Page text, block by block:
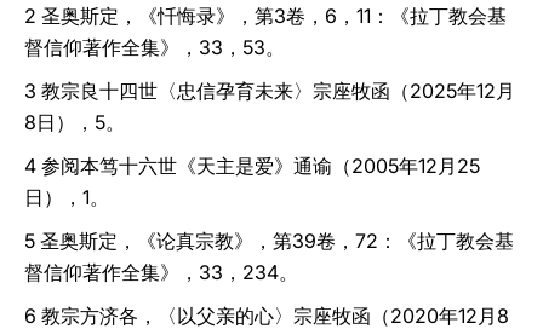
2 圣奥斯定，《忏悔录》，第3卷，6，11：《拉丁教会基
督信仰著作全集》，33，53。
3 教宗良十四世〈忠信孕育未来〉宗座牧函（2025年12月
8日），5。
4 参阅本笃十六世《天主是爱》通谕（2005年12月25
日），1。
5 圣奥斯定，《论真宗教》，第39卷，72：《拉丁教会基
督信仰著作全集》，33，234。
6 教宗方济各，〈以父亲的心〉宗座牧函（2020年12月8